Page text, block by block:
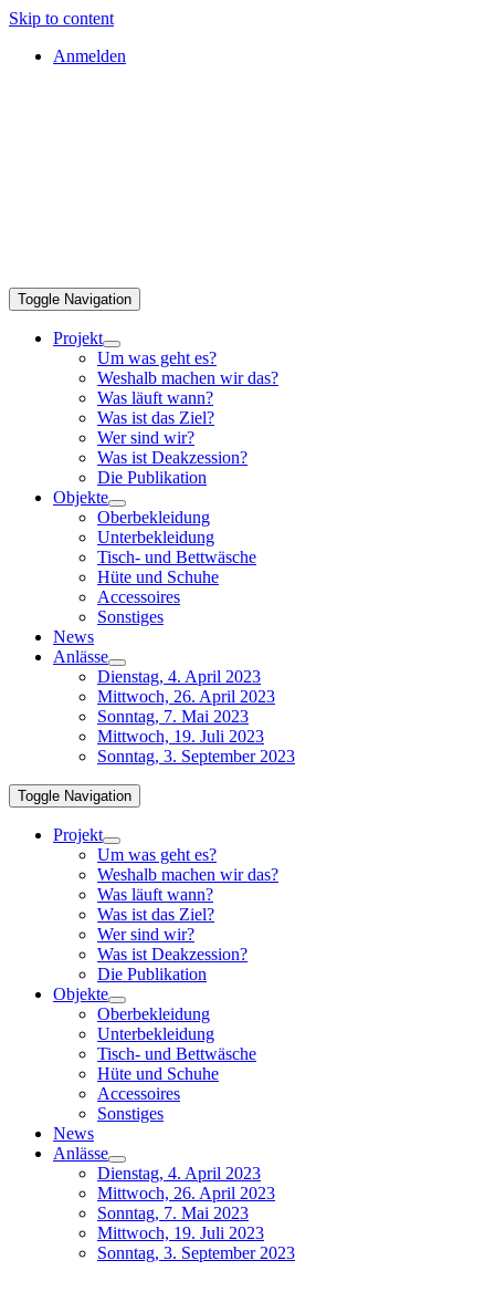
Skip to content
Anmelden
Toggle Navigation
Projekt
Um was geht es?
Weshalb machen wir das?
Was läuft wann?
Was ist das Ziel?
Wer sind wir?
Was ist Deakzession?
Die Publikation
Objekte
Oberbekleidung
Unterbekleidung
Tisch- und Bettwäsche
Hüte und Schuhe
Accessoires
Sonstiges
News
Anlässe
Dienstag, 4. April 2023
Mittwoch, 26. April 2023
Sonntag, 7. Mai 2023
Mittwoch, 19. Juli 2023
Sonntag, 3. September 2023
Toggle Navigation
Projekt
Um was geht es?
Weshalb machen wir das?
Was läuft wann?
Was ist das Ziel?
Wer sind wir?
Was ist Deakzession?
Die Publikation
Objekte
Oberbekleidung
Unterbekleidung
Tisch- und Bettwäsche
Hüte und Schuhe
Accessoires
Sonstiges
News
Anlässe
Dienstag, 4. April 2023
Mittwoch, 26. April 2023
Sonntag, 7. Mai 2023
Mittwoch, 19. Juli 2023
Sonntag, 3. September 2023